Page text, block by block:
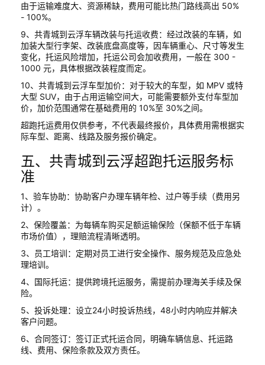
由于运输难度大、资源稀缺，费用可能比热门路线高出 50%
- 100%。
9、共青城到云浮车辆改装与托运收费：经过改装的车辆，如
加装大型行李架、改装底盘高度等，因车辆重心、尺寸等发生
变化，托运风险增加，托运公司会加收费用，一般在 300 -
1000 元，具体根据改装程度而定。
10、共青城到云浮车型加价：对于较大的车型，如 MPV 或特
大型 SUV，由于占用运输空间大，可能需要额外支付车型加
价，加价范围通常在基础费用的 10%至 30%之间。
超跑托运费用仅供参考，不代表最终报价，具体费用需根据实
际车型、距离、线路及服务报价确定。
五、共青城到云浮超跑托运服务标
准
1、验车协助：协助客户办理车辆年检、过户等手续（费用另
计）。
2、保险覆盖：为每辆车购买足额运输保险（保额不低于车辆
市场价值），理赔流程清晰透明。
3、员工培训：定期对员工进行安全操作、服务规范及应急处
理培训。
4、国际托运：提供跨境托运服务，需提前办理海关手续及保
险。
5、投诉处理：设立24小时投诉热线，48小时内响应并解决
客户问题。
6、合同签订：签订正式托运合同，明确车辆信息、托运路
线、费用、保险条款及双方责任。